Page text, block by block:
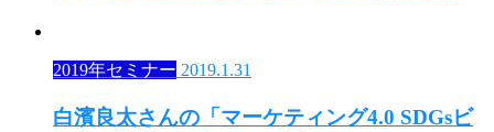
2019年セミナー 2019.1.31
白濱良太さんの「マーケティング4.0 SDGsビ